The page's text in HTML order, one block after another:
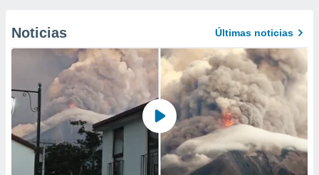
Noticias Últimas noticias